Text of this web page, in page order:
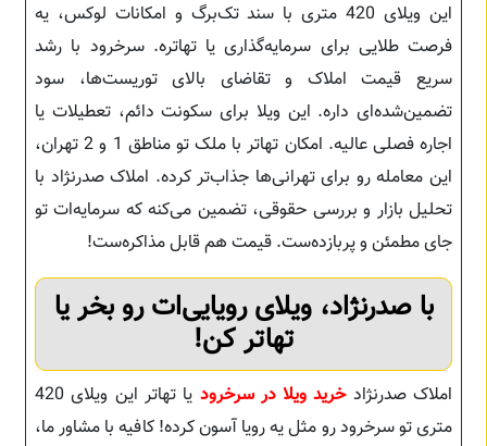
این ویلای 420 متری با سند تک‌برگ و امکانات لوکس، یه
فرصت طلایی برای سرمایه‌گذاری یا تهاتره. سرخرود با رشد
سریع قیمت املاک و تقاضای بالای توریست‌ها، سود
تضمین‌شده‌ای داره. این ویلا برای سکونت دائم، تعطیلات یا
اجاره فصلی عالیه. امکان تهاتر با ملک تو مناطق 1 و 2 تهران،
این معامله رو برای تهرانی‌ها جذاب‌تر کرده. املاک صدرنژاد با
تحلیل بازار و بررسی حقوقی، تضمین می‌کنه که سرمایه‌ات تو
جای مطمئن و پربازده‌ست. قیمت هم قابل مذاکره‌ست!
با صدرنژاد، ویلای رویایی‌ات رو بخر یا
تهاتر کن!
املاک صدرنژادخرید ویلا در سرخرود
یا تهاتر این ویلای 420
متری تو سرخرود رو مثل یه رویا آسون کرده! کافیه با مشاور ما،